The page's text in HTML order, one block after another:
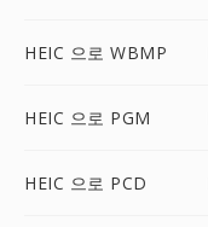
HEIC 으로 WBMP
HEIC 으로 PGM
HEIC 으로 PCD